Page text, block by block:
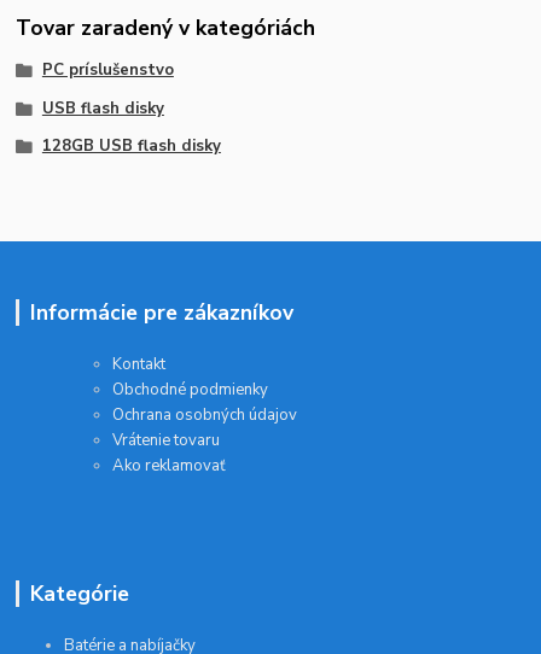
Tovar zaradený v kategóriách
PC príslušenstvo
USB flash disky
128GB USB flash disky
Informácie pre zákazníkov
Kontakt
Obchodné podmienky
Ochrana osobných údajov
Vrátenie tovaru
Ako reklamovať
Kategórie
Batérie a nabíjačky